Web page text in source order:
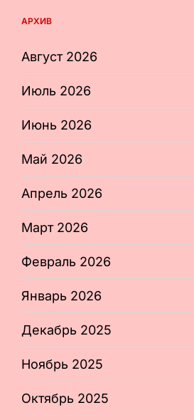
АРХИВ
Август 2026
Июль 2026
Июнь 2026
Май 2026
Апрель 2026
Март 2026
Февраль 2026
Январь 2026
Декабрь 2025
Ноябрь 2025
Октябрь 2025